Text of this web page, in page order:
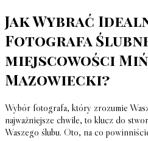
Jak Wybrać
Fotografa
miejscowości
Mazowiecki?
Wybór fotografa, który zrozumie
najważniejsze chwile, to klucz do
Waszego ślubu. Oto, na co